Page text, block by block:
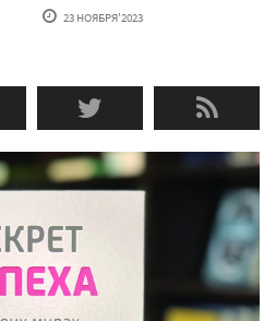
23 НОЯБРЯ'2023